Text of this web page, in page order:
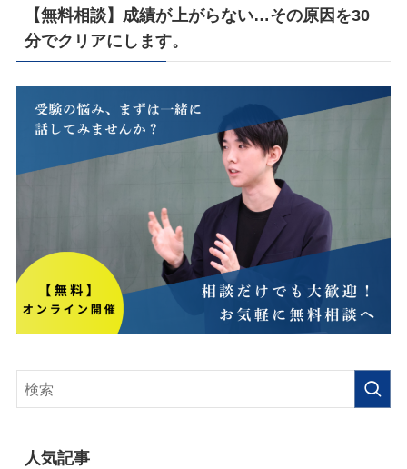
【無料相談】成績が上がらない…その原因を30
分でクリアにします。
人気記事